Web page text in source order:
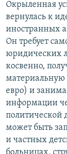
Окрыленная
вернулась к
иностранных
Он требует
юридических
косвенно,
материальную
евро) и
информации
политической
может быть
и частных